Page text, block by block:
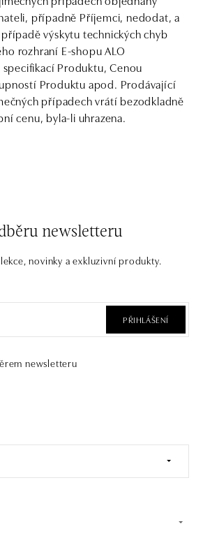
případně Příjemci, nedodat, a
výskytu technických chyb
rozhraní E-shopu ALO
Produktu, Cenou
Produktu apod. Prodávající
případech vrátí bezodkladně
cenu, byla-li uhrazena.
newsletteru
novinky a exkluzivní produkty.
PŘIHLÁŠENÍ
newsletteru